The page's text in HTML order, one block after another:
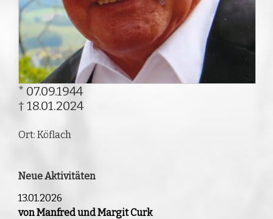
* 07.09.1944
† 18.01.2024
Ort: Köflach
Neue Aktivitäten
13.01.2026
von Manfred und Margit Curk